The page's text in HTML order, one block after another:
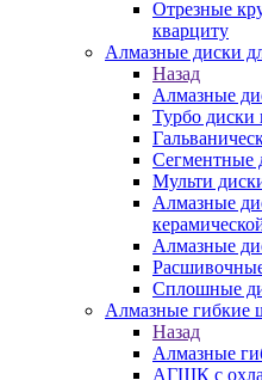
Отрезные
кварциту
Алмазные диски
Назад
Алмазные
Турбо диски
Сегментные
Мульти
Алмазные
Алмазные
Сплошные
Алмазные гибкие
Назад
Алмазные
АГШК с